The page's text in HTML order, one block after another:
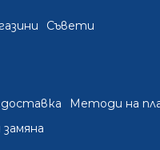
Съвети
Методи на